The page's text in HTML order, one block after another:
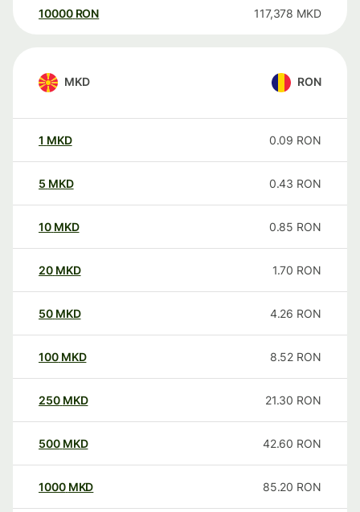
10000 RON 117,378 MKD
MKD RON
1 MKD 0.09 RON
5 MKD 0.43 RON
10 MKD 0.85 RON
20 MKD 1.70 RON
50 MKD 4.26 RON
100 MKD 8.52 RON
250 MKD 21.30 RON
500 MKD 42.60 RON
1000 MKD 85.20 RON